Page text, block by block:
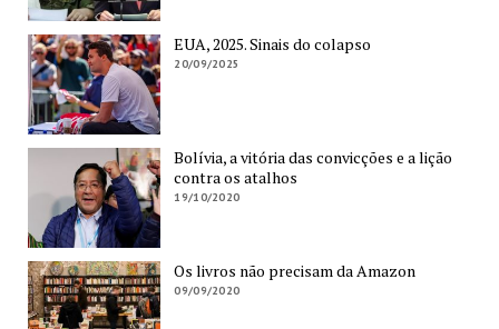
EUA, 2025. Sinais do colapso
20/09/2025
Bolívia, a vitória das convicções e a lição
contra os atalhos
19/10/2020
Os livros não precisam da Amazon
09/09/2020